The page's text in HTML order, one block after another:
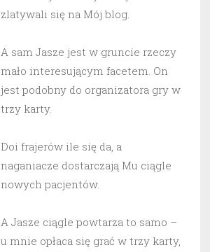
zlatywali się na Mój blog.
A sam Jasze jest w gruncie rzeczy
mało interesującym facetem. On
jest podobny do organizatora gry w
trzy karty.
Doi frajerów ile się da, a
naganiacze dostarczają Mu ciągle
nowych pacjentów.
A Jasze ciągle powtarza to samo –
u mnie opłaca się grać w trzy karty,